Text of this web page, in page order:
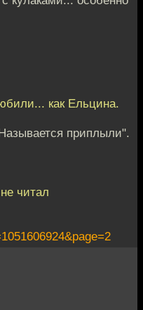
как Ельцина.
приплыли".
читал